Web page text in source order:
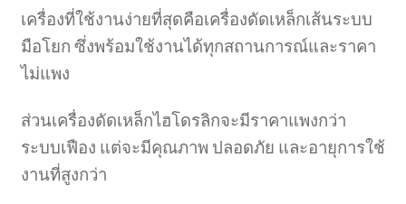
เครื่องที่ใช้งานง่ายที่สุดคือเครื่องดัดเหล็กเส้นระบบ
มือโยก ซึ่งพร้อมใช้งานได้ทุกสถานการณ์และราคา
ไม่แพง
ส่วนเครื่องดัดเหล็กไฮโดรลิกจะมีราคาแพงกว่า
ระบบเฟือง แต่จะมีคุณภาพ ปลอดภัย และอายุการใช้
งานที่สูงกว่า